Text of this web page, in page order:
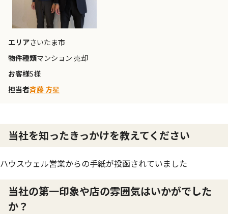
エリアさいたま市
物件種類マンション 売却
お客様S様
担当者斉藤 方星
当社を知ったきっかけを教えてください
ハウスウェル営業からの手紙が投函されていました
当社の第一印象や店の雰囲気はいかがでした
か？